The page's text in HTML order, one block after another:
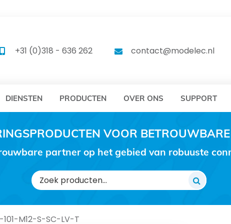
MODELEC
+31 (0)318 - 636 262 contact@modelec.nl
DIENSTEN PRODUCTEN OVER ONS SUPPORT
VOOR
partner op het gebied van robuuste
Zoeken
naar:
101-M12-S-SC-LV-T